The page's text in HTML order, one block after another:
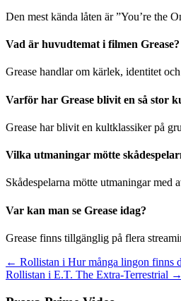
Den mest kända låten är ”You’re the
Vad är huvudtemat i filmen Grease?
Grease handlar om kärlek, identitet
Varför har Grease blivit en så stor
Grease har blivit en kultklassiker på
Vilka utmaningar mötte
Skådespelarna mötte utmaningar med
Var kan man se Grease idag?
Grease finns tillgänglig på flera
Inläggsnavigering
← Rollistan i Hur många lingon finns
Rollistan i E.T. The Extra-Terrestrial →